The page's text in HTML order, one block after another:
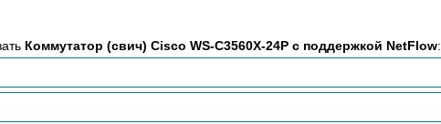
Коммутатор (свич) Cisco WS-C3560X-24P с поддержкой NetFlow: